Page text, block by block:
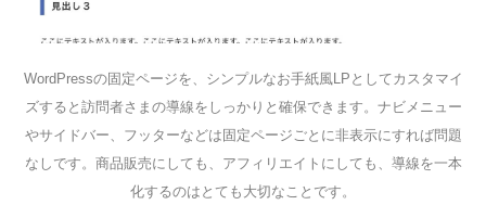
WordPressの固定ページを、シンプルなお手紙風LPとしてカスタマイ
ズすると訪問者さまの導線をしっかりと確保できます。ナビメニュー
やサイドバー、フッターなどは固定ページごとに非表示にすれば問題
なしです。商品販売にしても、アフィリエイトにしても、導線を一本
化するのはとても大切なことです。